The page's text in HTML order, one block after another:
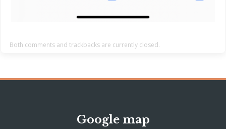
Both comments and trackbacks are currently closed.
Google map